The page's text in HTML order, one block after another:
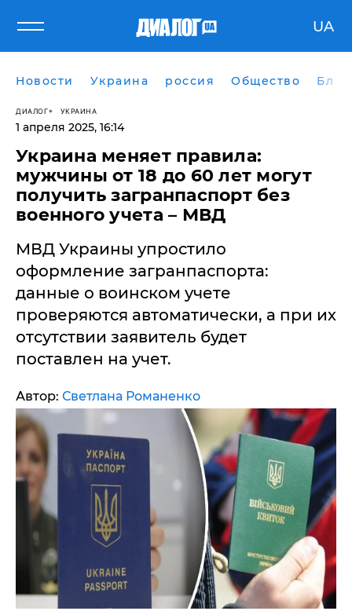
UA
Новости Украина россия Общество
ДИАЛОГ УКРАИНА
1 апреля 2025, 16:14
Украина меняет правила:
мужчины от 18 до 60 лет могут
получить загранпаспорт без
военного учета – МВД
МВД Украины упростило
оформление загранпаспорта:
данные о воинском учете
проверяются автоматически, а при их
отсутствии заявитель будет
поставлен на учет.
Автор: Светлана Романенко